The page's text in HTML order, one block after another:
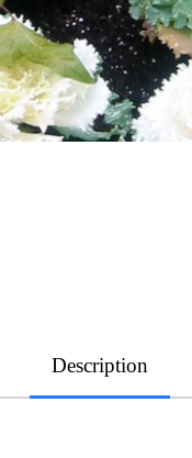
Description